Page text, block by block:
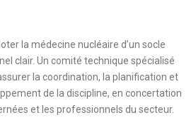
la médecine nucléaire d’un socle
clair. Un comité technique spécialisé
la coordination, la planification et
de la discipline, en concertation
et les professionnels du secteur.